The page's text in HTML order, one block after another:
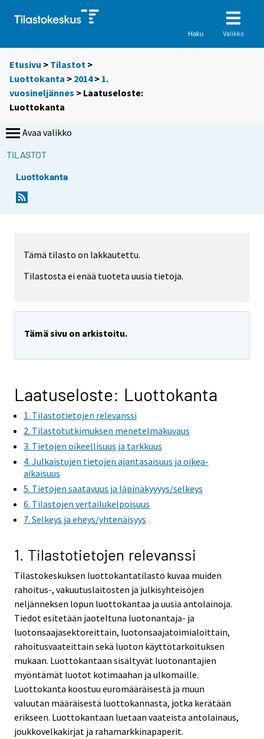
Haku Valikko
Etusivu > Tilastot >
Luottokanta > 2014> 1.
vuosineljännes > Laatuseloste:
Luottokanta
Avaa valikko
TILASTOT
Luottokanta
Tämä tilasto on lakkautettu.
Tilastosta ei enää tuoteta uusia tietoja.
Tämä sivu on arkistoitu.
Laatuseloste: Luottokanta
1. Tilastotietojen relevanssi
2. Tilastotutkimuksen menetelmäkuvaus
3. Tietojen oikeellisuus ja tarkkuus
4. Julkaistujen tietojen ajantasaisuus ja oikea-
aikaisuus
5. Tietojen saatavuus ja läpinäkyvyys/selkeys
6. Tilastojen vertailukelpoisuus
7. Selkeys ja eheys/yhtenäisyys
1. Tilastotietojen relevanssi
Tilastokeskuksen luottokantatilasto kuvaa muiden
rahoitus-, vakuutuslaitosten ja julkisyhteisöjen
neljänneksen lopun luottokantaa ja uusia antolainoja.
Tiedot esitetään jaoteltuna luotonantaja- ja
luotonsaajasektoreittain, luotonsaajatoimialoittain,
rahoitusvaateittain sekä luoton käyttötarkoituksen
mukaan. Luottokantaan sisältyvät luotonantajien
myöntämät luotot kotimaahan ja ulkomaille.
Luottokanta koostuu euromääräisestä ja muun
valuutan määräisestä luottokannasta, jotka kerätään
erikseen. Luottokantaan luetaan vaateista antolainaus,
joukkovelkakirjat ja rahamarkkinapaperit.